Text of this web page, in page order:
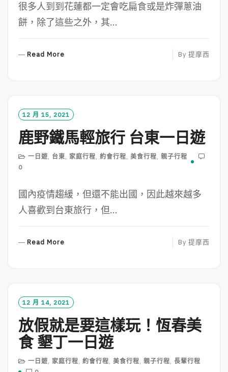
很多人到到花蓮都一定會吃扁食或是炸彈蔥油
餅，除了這些之外，其...
Read More
O
R
E
By 提摩西
12 月 15, 2021
鹿野鐵馬輕旅行 台東一日遊
一日遊, 台東, 家庭行程, 約會行程, 美食行程, 親子行程
0
國內疫情趨緩，但還不能出國，因此越來越多
人喜歡到台東旅行，但...
Read More
O
R
E
By 提摩西
12 月 14, 2021
放假就是要這樣玩！恆春美
食 墾丁一日遊
一日遊, 家庭行程, 約會行程, 美食行程, 親子行程, 長輩行程